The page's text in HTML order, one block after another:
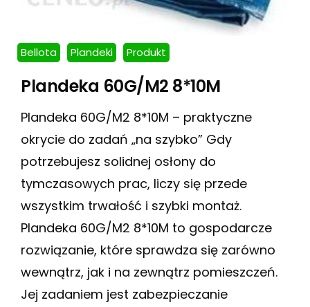
Bellota Plandeki Produkt
Plandeka 60G/M2 8*10M
Plandeka 60G/M2 8*10M – praktyczne
okrycie do zadań „na szybko” Gdy
potrzebujesz solidnej osłony do
tymczasowych prac, liczy się przede
wszystkim trwałość i szybki montaż.
Plandeka 60G/M2 8*10M to gospodarcze
rozwiązanie, które sprawdza się zarówno
wewnątrz, jak i na zewnątrz pomieszczeń.
Jej zadaniem jest zabezpieczanie